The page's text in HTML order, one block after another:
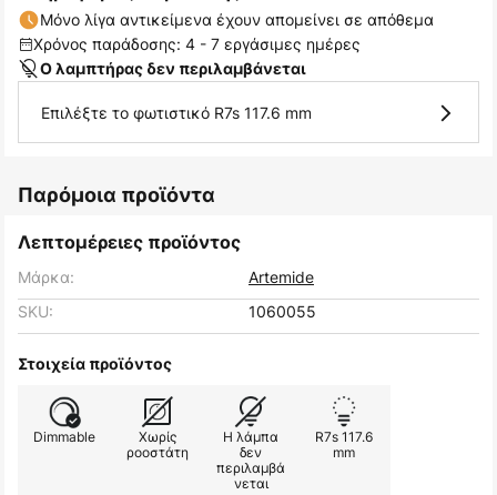
Μόνο λίγα αντικείμενα έχουν απομείνει σε απόθεμα
Χρόνος παράδοσης: 4 - 7 εργάσιμες ημέρες
Ο λαμπτήρας δεν περιλαμβάνεται
Επιλέξτε το φωτιστικό R7s 117.6 mm
Παρόμοια προϊόντα
Λεπτομέρειες προϊόντος
Μάρκα:
Artemide
SKU:
1060055
Στοιχεία προϊόντος
Dimmable
Χωρίς
ροοστάτη
Η λάμπα
δεν
περιλαμβά
νεται
R7s 117.6
mm